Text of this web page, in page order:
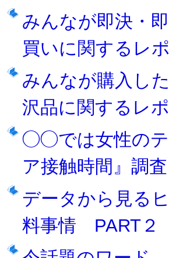
みんなが即決・
買いに関するレ
みんなが購入し
沢品に関するレ
◯◯では女性のテ
ア接触時間』調
データから見る
料事情 PART２